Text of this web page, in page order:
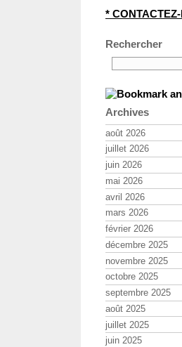
*
Rechercher
Archives
août 2026
juillet 2026
juin 2026
mai 2026
avril 2026
mars 2026
février 2026
décembre 2025
novembre 2025
octobre 2025
septembre 2025
août 2025
juillet 2025
juin 2025